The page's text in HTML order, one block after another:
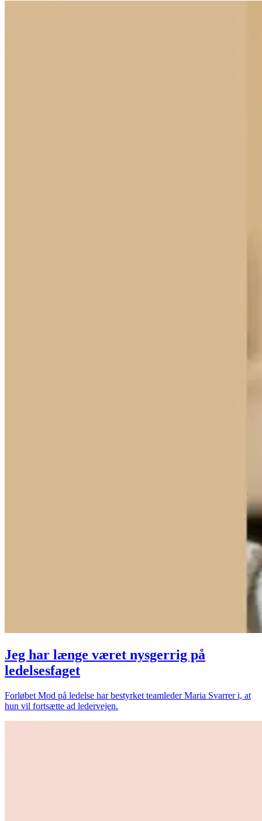
Jeg har længe været nysgerrig på
ledelsesfaget
Forløbet Mod på ledelse har bestyrket teamleder Maria Svarrer i, at
hun vil fortsætte ad ledervejen.